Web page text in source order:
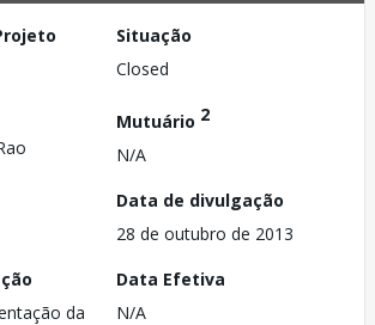
Situação
Closed
Mutuário 2
N/A
Data de divulgação
28 de outubro de 2013
da
Data Efetiva
N/A